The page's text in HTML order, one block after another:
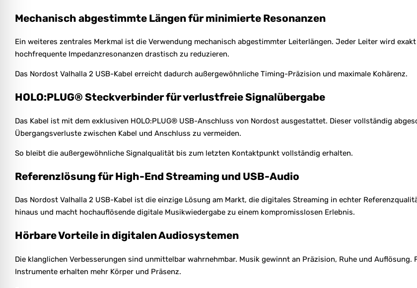
Mechanisch abgestimmte Längen für minimierte Resonanzen
Ein weiteres zentrales Merkmal ist die Verwendung mechanisch abgestimmter Leiterlängen. Jeder Leiter wird
hochfrequente Impedanzresonanzen drastisch zu reduzieren.
Das Nordost Valhalla 2 USB-Kabel erreicht dadurch außergewöhnliche Timing-Präzision und maximale Kohärenz.
HOLO:PLUG® Steckverbinder für verlustfreie Signalübergabe
Das Kabel ist mit dem exklusiven HOLO:PLUG® USB-Anschluss von Nordost ausgestattet. Dieser vollständig
Übergangsverluste zwischen Kabel und Anschluss zu vermeiden.
So bleibt die außergewöhnliche Signalqualität bis zum letzten Kontaktpunkt vollständig erhalten.
Referenzlösung für High-End Streaming und USB-Audio
Das Nordost Valhalla 2 USB-Kabel ist die einzige Lösung am Markt, die digitales Streaming in echter
hinaus und macht hochauflösende digitale Musikwiedergabe zu einem kompromisslosen Erlebnis.
Hörbare Vorteile in digitalen Audiosystemen
Die klanglichen Verbesserungen sind unmittelbar wahrnehmbar. Musik gewinnt an Präzision, Ruhe und
Instrumente erhalten mehr Körper und Präsenz.